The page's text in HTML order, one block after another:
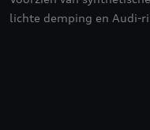
lichte demping en Audi-